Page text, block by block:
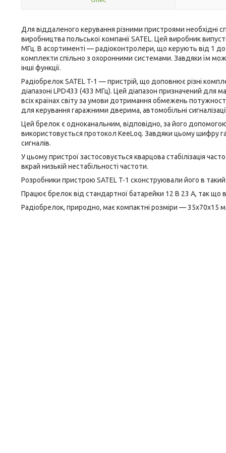
Для віддаленого керування різними пристроями необхідні
виробництва польської компанії SATEL. Цей виробник
МГц. В асортименті — радіоконтролери, що керують від 1
комплекти спільно з охоронними системами. Завдяки їм
інші функції.
Радіобрелок SATEL T-1 — пристрій, що доповнює різні
діапазоні LPD433 (433 МГц). Цей діапазон призначений
всіх країнах світу за умови дотримання обмежень
для керування гаражними дверима, автомобільні сигналізації,
Цей брелок є одноканальним, відповідно, за його
використовується протокол KeeLoq. Завдяки цьому шифру
сигналів.
У цьому пристрої застосовується кварцова стабілізація
вкрай низькій нестабільності частоти.
Розробники пристрою SATEL T-1 сконструювали його в такий
Працює брелок від стандартної батарейки 12 В 23 A, так що
Радіобрелок, природно, має компактні розміри — 35х70х15